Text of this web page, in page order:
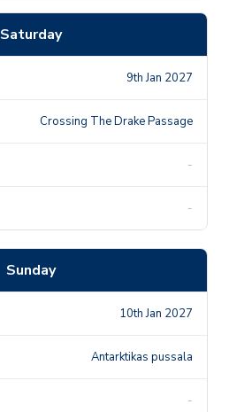
Saturday
9th Jan 2027
Crossing The Drake Passage
-
-
Sunday
10th Jan 2027
Antarktikas pussala
-